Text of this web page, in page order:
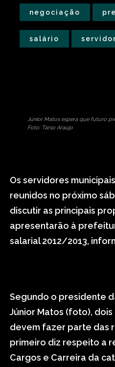
negociação
salário
Júnior Matos espera que futuro
Foto: Tarso Araújo
Os servidores
reunidos no próximo
discutir as principais
apresentarão à
salarial 2012/2013,
Segundo o presidente
Júnior Matos (foto),
devem fazer parte das
primeiro diz respeito a
Cargos e Carreira da